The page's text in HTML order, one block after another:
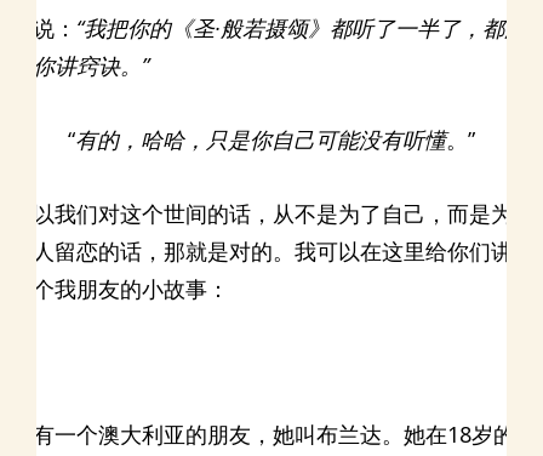
她说： “我把你的《圣·般若摄颂》都听了一半了，都没
听你讲窍诀。”
“有的，哈哈，只是你自己可能没有听懂。”
所以我们对这个世间的话，从不是为了自己，而是为
他人留恋的话，那就是对的。我可以在这里给你们讲
一个我朋友的小故事：
我有一个澳大利亚的朋友，她叫布兰达。她在18岁的